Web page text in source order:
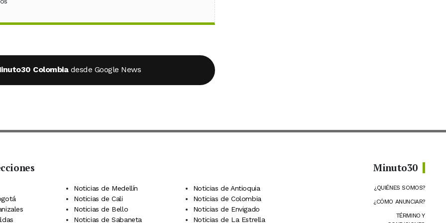
Colombia desde Google News
Noticias de Medellín
Noticias de Antioquia
Noticias de Cali
Noticias de Colombia
Noticias de Bello
Noticias de Envigado
Noticias de Sabaneta Noticias de La Estrella
Minuto30
¿QUIÉNES SOMOS?
¿CÓMO ANUNCIAR?
TÉRMINO Y